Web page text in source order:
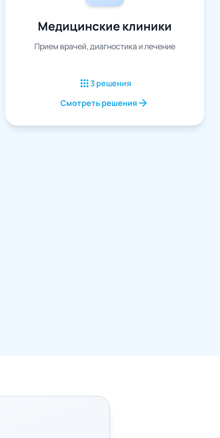
Медицинские клиники
Прием врачей, диагностика и лечение
apps3 решения
Смотреть решенияarrow_forward